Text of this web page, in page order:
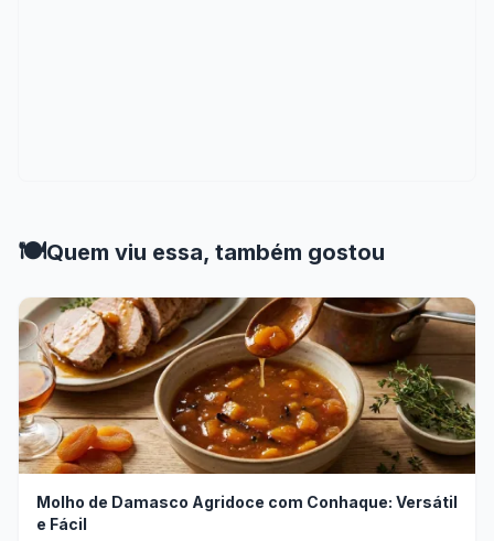
🍽️Quem viu essa, também gostou
Molho de Damasco Agridoce com Conhaque: Versátil
e Fácil